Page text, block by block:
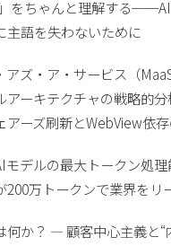
」をちゃんと理解する
主語を失わないために
アズ・ア・サービス（
アーキテクチャの戦略的
アーズ刷新とWebView依
モデルの最大トークン処
200万トークンで業界をリ
何か？ — 顧客中心主義と“